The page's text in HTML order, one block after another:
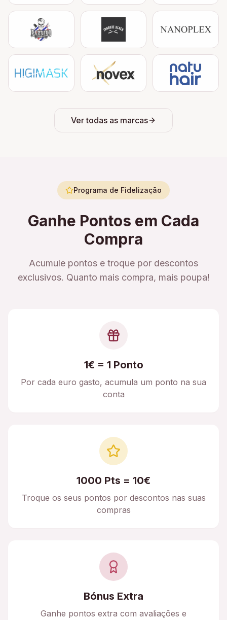
Ver todas as marcas
Programa de Fidelização
Ganhe Pontos em Cada
Compra
Acumule pontos e troque por descontos
exclusivos. Quanto mais compra, mais poupa!
1€ = 1 Ponto
Por cada euro gasto, acumula um ponto na sua
conta
1000 Pts = 10€
Troque os seus pontos por descontos nas suas
compras
Bónus Extra
Ganhe pontos extra com avaliações e